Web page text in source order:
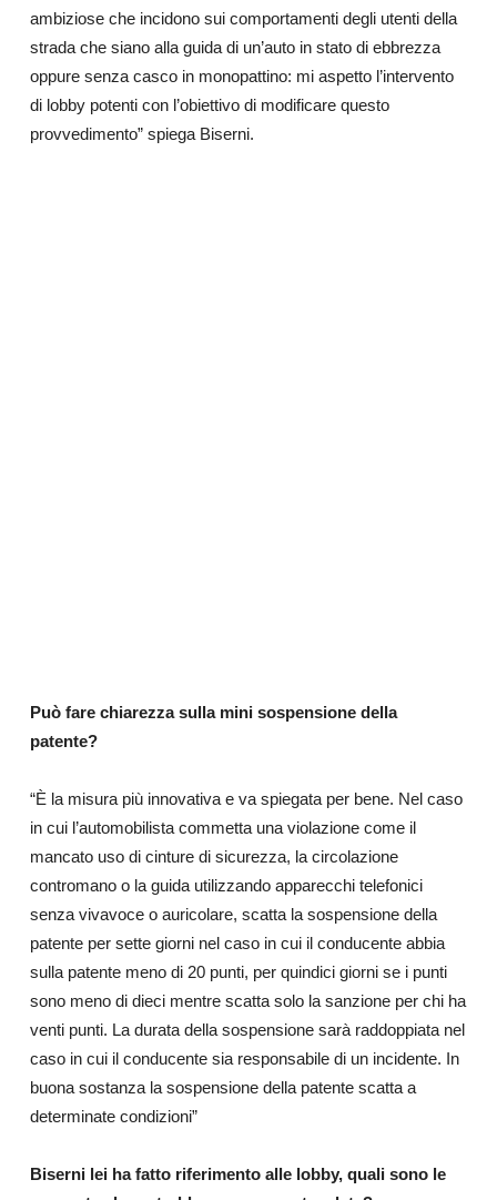
ambiziose che incidono sui comportamenti degli utenti della
strada che siano alla guida di un’auto in stato di ebbrezza
oppure senza casco in monopattino: mi aspetto l’intervento
di lobby potenti con l’obiettivo di modificare questo
provvedimento” spiega Biserni.
Può fare chiarezza sulla mini sospensione della
patente?
“È la misura più innovativa e va spiegata per bene. Nel caso
in cui l’automobilista commetta una violazione come il
mancato uso di cinture di sicurezza, la circolazione
contromano o la guida utilizzando apparecchi telefonici
senza vivavoce o auricolare, scatta la sospensione della
patente per sette giorni nel caso in cui il conducente abbia
sulla patente meno di 20 punti, per quindici giorni se i punti
sono meno di dieci mentre scatta solo la sanzione per chi ha
venti punti. La durata della sospensione sarà raddoppiata nel
caso in cui il conducente sia responsabile di un incidente. In
buona sostanza la sospensione della patente scatta a
determinate condizioni”
Biserni lei ha fatto riferimento alle lobby, quali sono le